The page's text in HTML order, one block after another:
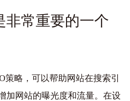
非常重要的一个
策略，可以帮助网站在搜索引
加网站的曝光度和流量。在设